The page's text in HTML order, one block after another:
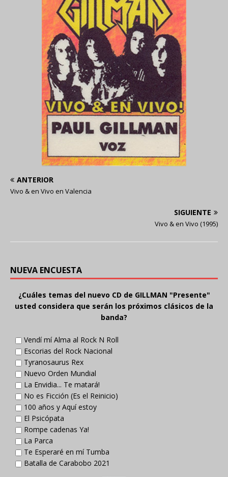
ANTERIOR
Vivo & en Vivo en Valencia
SIGUIENTE
Vivo & en Vivo (1995)
NUEVA ENCUESTA
¿Cuáles temas del nuevo CD de GILLMAN "Presente"
usted considera que serán los próximos clásicos de la
banda?
Vendí mí Alma al Rock N Roll
Escorias del Rock Nacional
Tyranosaurus Rex
Nuevo Orden Mundial
La Envidia... Te matará!
No es Ficción (Es el Reinicio)
100 años y Aquí estoy
El Psicópata
Rompe cadenas Ya!
La Parca
Te Esperaré en mí Tumba
Batalla de Carabobo 2021